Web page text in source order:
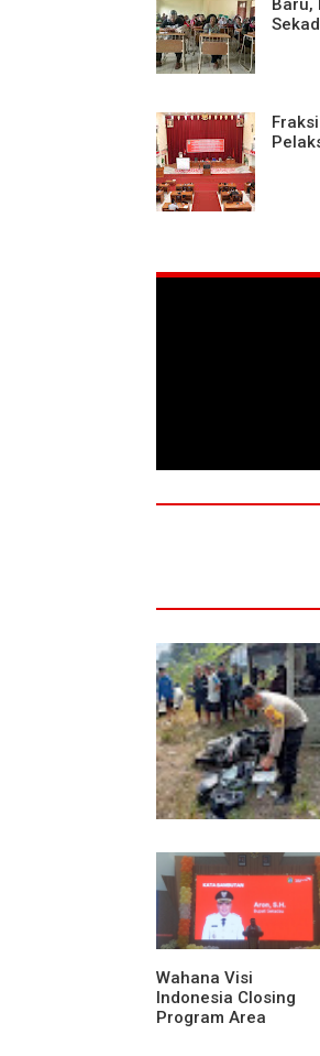
Baru,
Truk Kontainer Oleng
Tabrak Vario, Warga
Kapuas Meninggal di
Dusun Mak Tampong
Wahana Visi
Indonesia Closing
Program Area